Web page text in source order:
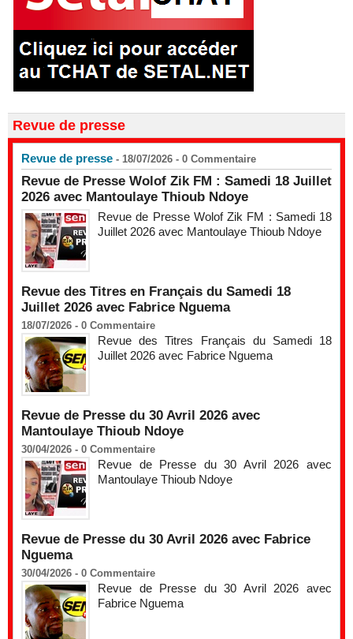
Revue de presse
Revue de presse - 18/07/2026 - 0 Commentaire
Revue de Presse Wolof Zik FM : Samedi 18 Juillet
2026 avec Mantoulaye Thioub Ndoye
Revue de Presse Wolof Zik FM : Samedi 18
Juillet 2026 avec Mantoulaye Thioub Ndoye
Revue des Titres en Français du Samedi 18
Juillet 2026 avec Fabrice Nguema
18/07/2026 - 0 Commentaire
Revue des Titres Français du Samedi 18
Juillet 2026 avec Fabrice Nguema
Revue de Presse du 30 Avril 2026 avec
Mantoulaye Thioub Ndoye
30/04/2026 - 0 Commentaire
Revue de Presse du 30 Avril 2026 avec
Mantoulaye Thioub Ndoye
Revue de Presse du 30 Avril 2026 avec Fabrice
Nguema
30/04/2026 - 0 Commentaire
Revue de Presse du 30 Avril 2026 avec
Fabrice Nguema